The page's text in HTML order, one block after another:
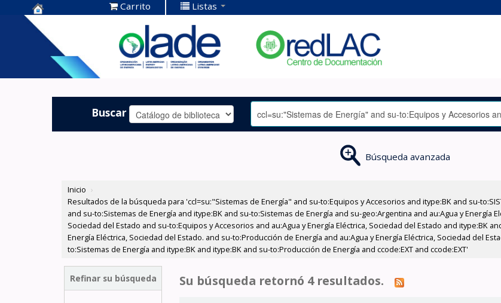
Centro de
Documentación
OLADE -
Carrito Listas
Buscar
Búsqueda avanzada
Inicio ›
Resultados de la búsqueda para 'ccl=su:"Sistemas de Energía" and su-to:Equipos y Accesorios and itype:BK and su-
and su-to:Sistemas de Energía and itype:BK and su-to:Sistemas de Energía and su-geo:Argentina and au:Agua y Energía
Sociedad del Estado and su-to:Equipos y Accesorios and au:Agua y Energía Eléctrica, Sociedad del Estado and itype:BK
Energía Eléctrica, Sociedad del Estado. and su-to:Producción de Energía and au:Agua y Energía Eléctrica, Sociedad del
to:Sistemas de Energía and itype:BK and itype:BK and su-to:Producción de Energía and ccode:EXT and ccode:EXT'
Refinar su búsqueda Su búsqueda retornó 4 resultados.